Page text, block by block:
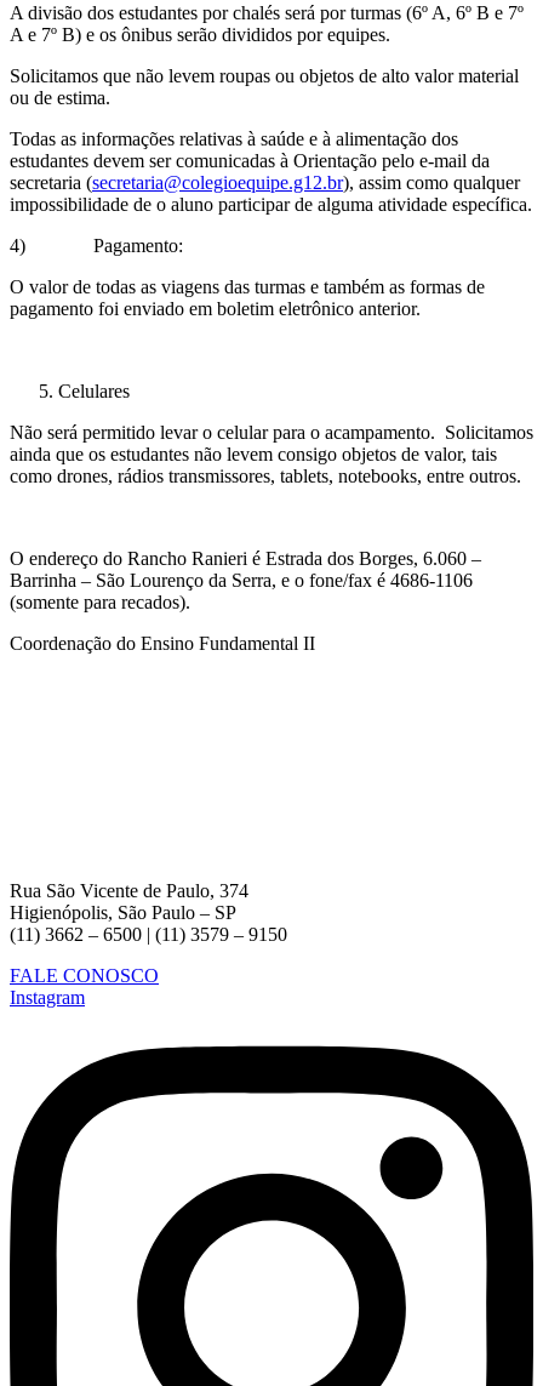
A divisão dos estudantes por chalés será por turmas (6º A, 6º B e 7º
A e 7º B) e os ônibus serão divididos por equipes.
Solicitamos que não levem roupas ou objetos de alto valor material
ou de estima.
Todas as informações relativas à saúde e à alimentação dos
estudantes devem ser comunicadas à Orientação pelo e-mail da
secretaria (secretaria@colegioequipe.g12.br), assim como qualquer
impossibilidade de o aluno participar de alguma atividade específica.
4) Pagamento:
O valor de todas as viagens das turmas e também as formas de
pagamento foi enviado em boletim eletrônico anterior.
Celulares
Não será permitido levar o celular para o acampamento. Solicitamos
ainda que os estudantes não levem consigo objetos de valor, tais
como drones, rádios transmissores, tablets, notebooks, entre outros.
O endereço do Rancho Ranieri é Estrada dos Borges, 6.060 –
Barrinha – São Lourenço da Serra, e o fone/fax é 4686-1106
(somente para recados).
Coordenação do Ensino Fundamental II
Rua São Vicente de Paulo, 374
Higienópolis, São Paulo – SP
(11) 3662 – 6500 | (11) 3579 – 9150
FALE CONOSCO
Instagram